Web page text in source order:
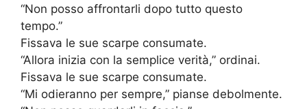
“Non posso affrontarli dopo tutto questo
tempo.”
Fissava le sue scarpe consumate.
“Allora inizia con la semplice verità,” ordinai.
Fissava le sue scarpe consumate.
“Mi odieranno per sempre,” pianse debolmente.